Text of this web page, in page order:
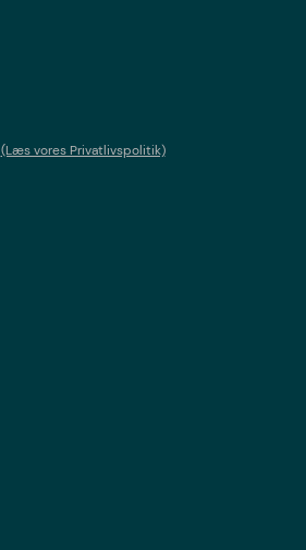
(Læs vores Privatlivspolitik)